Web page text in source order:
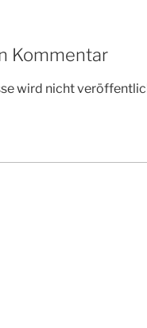
Kommentar
wird nicht